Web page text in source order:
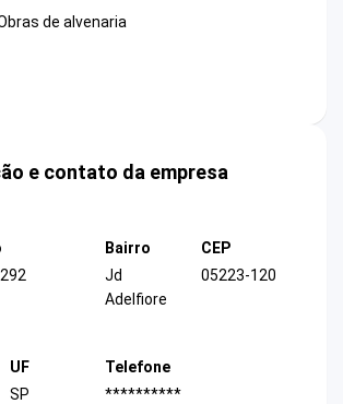
de alvenaria
e contato da empresa
292
Bairro
Jd
Adelfiore
CEP
05223-120
UF
SP
Telefone
**********